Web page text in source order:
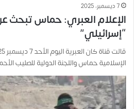
7 ديسمبر، 2025
الإعلام العبري: حماس تبحث
“إسرائيلي”
الإسلامية حماس واللجنة الدولية للصليب